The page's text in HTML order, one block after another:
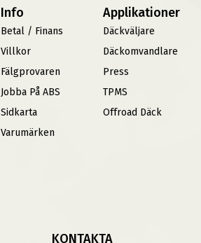
Info
Betal / Finans
Villkor
Fälgprovaren
Jobba På ABS
Sidkarta
Varumärken
Applikationer
Däckväljare
Däckomvandlare
Press
TPMS
Offroad Däck
KONTAKTA